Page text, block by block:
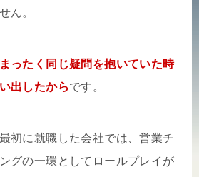
ん。
まったく同じ疑問を抱いていた時
出したからです。
初に就職した会社では、営業チ
グの一環としてロールプレイが